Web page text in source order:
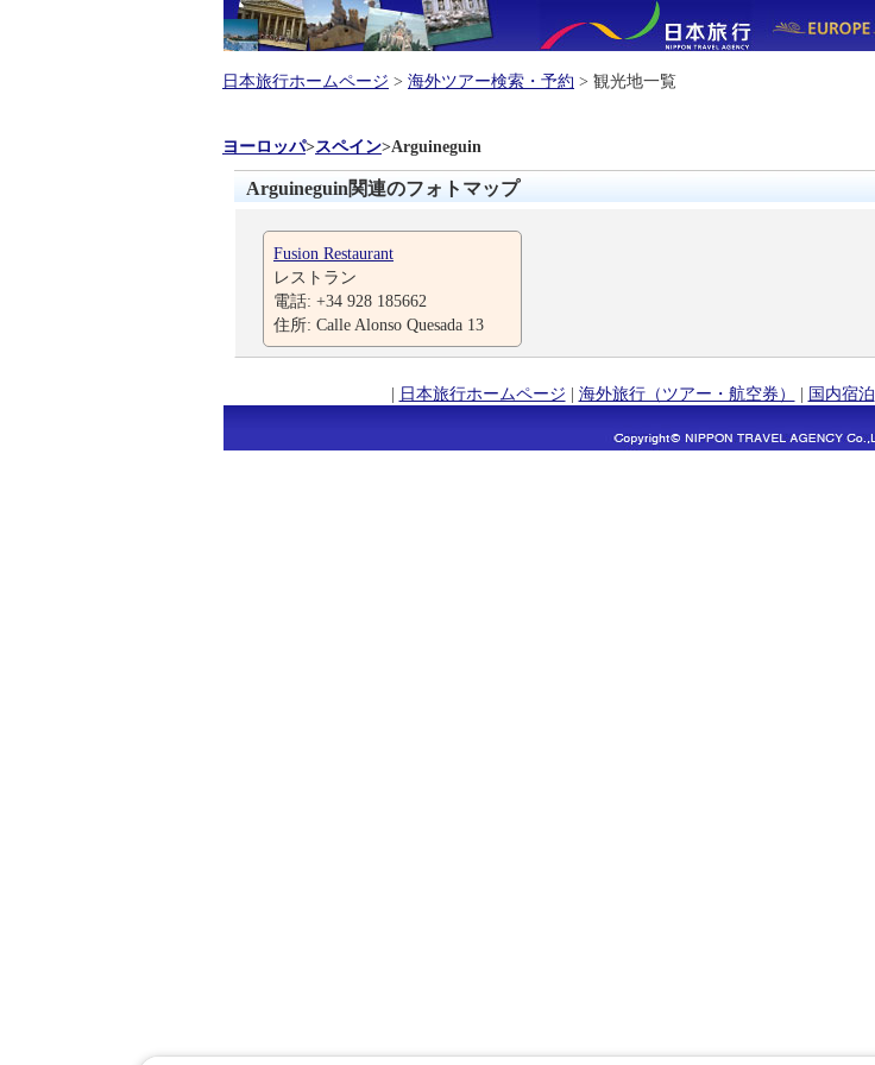
日本旅行ホームページ > 海外ツアー検索・予約 > 観光地一覧
ヨーロッパ>スペイン>Arguineguin
Arguineguin関連のフォトマップ
Fusion Restaurant
レストラン
電話: +34 928 185662
住所: Calle Alonso Quesada 13
| 日本旅行ホームページ | 海外旅行（ツアー・航空券） | 国内宿泊